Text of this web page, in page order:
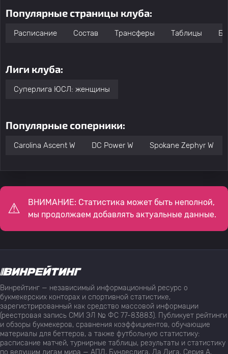
Популярные страницы клуба:
Расписание Состав Трансферы Таблицы
Лиги клуба:
Суперлига ЮСЛ: женщины
Популярные соперники:
Carolina Ascent W DC Power W Spokane Zephyr W
ВНИМАНИЕ: Статистика может быть неполной,
мы продолжаем добавлять актуальные данные.
Винрейтинг — независимый информационный ресурс о
букмекерских конторах и спортивной статистике,
зарегистрированный как средство массовой информации
(реестровая запись СМИ ЭЛ № ФС 77-83883). Публикует рейтинги
и обзоры букмекеров, сравнения коэффициентов, обучающие
материалы для беттеров, а также футбольную статистику:
расписание матчей, турнирные таблицы, результаты и статистику
по ведущим лигам мира — АПЛ, Бундеслига, Ла Лига, Серия А,